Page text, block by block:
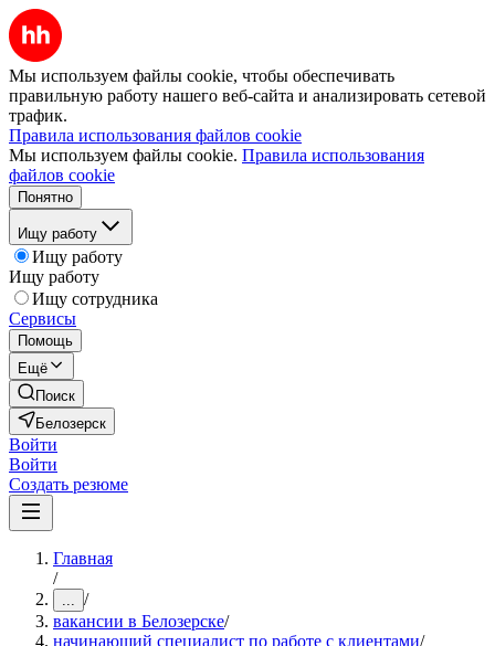
Мы используем файлы cookie, чтобы обеспечивать
правильную работу нашего веб-сайта и анализировать сетевой
трафик.
Правила использования файлов cookie
Мы используем файлы cookie. Правила использования
файлов cookie
Понятно
Ищу работу
Ищу работу
Ищу работу
Ищу сотрудника
Сервисы
Помощь
Ещё
Поиск
Белозерск
Войти
Войти
Создать резюме
Главная
/
... /
вакансии в Белозерске/
начинающий специалист по работе с клиентами/